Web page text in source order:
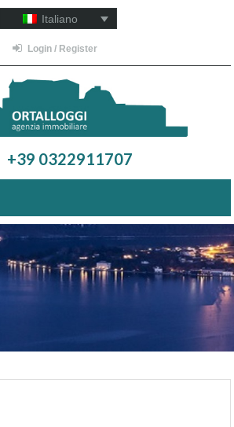
Italiano
Login / Register
+39 0322911707